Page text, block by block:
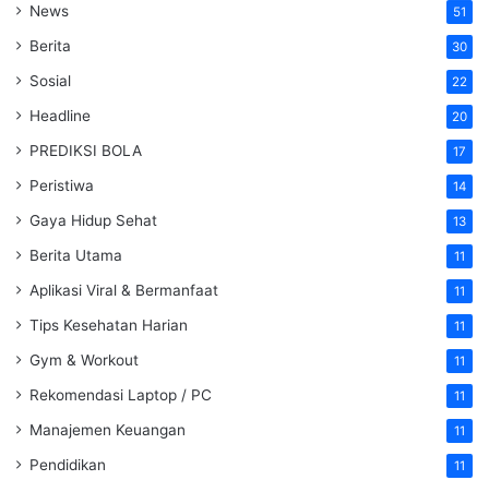
News 51
Berita 30
Sosial 22
Headline 20
PREDIKSI BOLA 17
Peristiwa 14
Gaya Hidup Sehat 13
Berita Utama 11
Aplikasi Viral & Bermanfaat 11
Tips Kesehatan Harian 11
Gym & Workout 11
Rekomendasi Laptop / PC 11
Manajemen Keuangan 11
Pendidikan 11